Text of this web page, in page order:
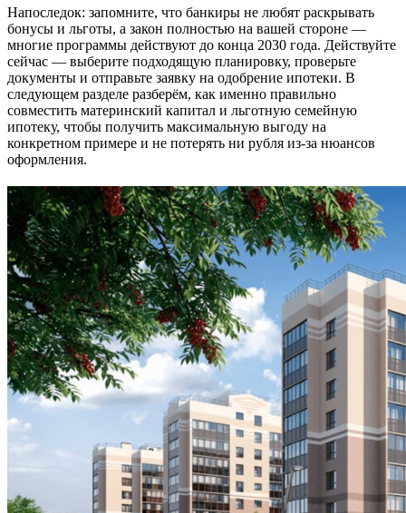
Напоследок: запомните, что банкиры не любят раскрывать
бонусы и льготы, а закон полностью на вашей стороне —
многие программы действуют до конца 2030 года. Действуйте
сейчас — выберите подходящую планировку, проверьте
документы и отправьте заявку на одобрение ипотеки. В
следующем разделе разберём, как именно правильно
совместить материнский капитал и льготную семейную
ипотеку, чтобы получить максимальную выгоду на
конкретном примере и не потерять ни рубля из-за нюансов
оформления.